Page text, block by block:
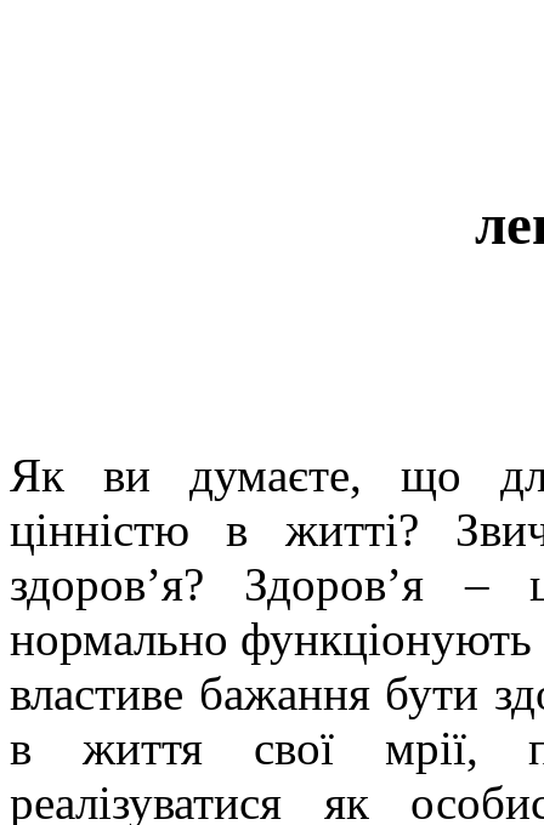
Як ви думаєте, що
цінністю в житті?
здоров’я? Здоров’я –
нормально
властиве бажання бути
в життя свої мрії,
реалізуватися як